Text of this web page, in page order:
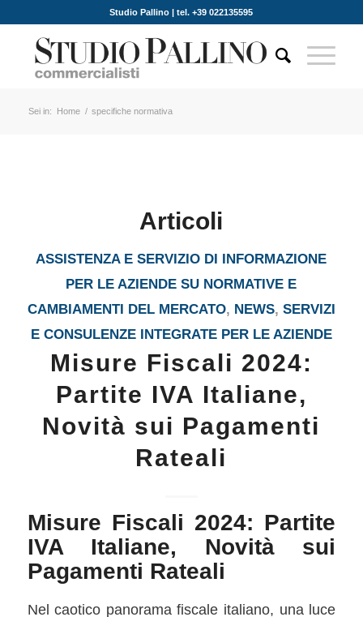
Studio Pallino | tel. +39 022135595
Sei in: Home / specifiche normativa
Articoli
ASSISTENZA E SERVIZIO DI INFORMAZIONE
PER LE AZIENDE SU NORMATIVE E
CAMBIAMENTI DEL MERCATO, NEWS, SERVIZI
E CONSULENZE INTEGRATE PER LE AZIENDE
Misure Fiscali 2024:
Partite IVA Italiane,
Novità sui Pagamenti
Rateali
Misure Fiscali 2024: Partite
IVA Italiane, Novità sui
Pagamenti Rateali
Nel caotico panorama fiscale italiano, una luce